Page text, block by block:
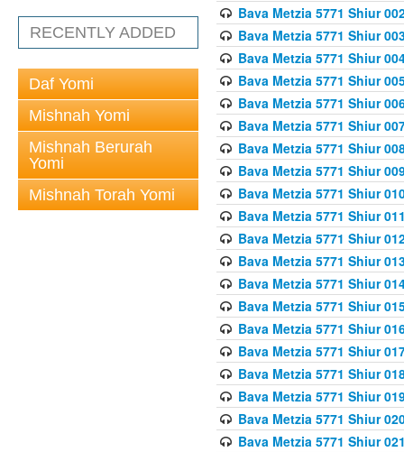
RECENTLY ADDED
Daf Yomi
Mishnah Yomi
Mishnah Berurah
Yomi
Mishnah Torah Yomi
Bava Metzia 5771 Shiur
Bava Metzia 5771 Shiur
Bava Metzia 5771 Shiur
Bava Metzia 5771 Shiur
Bava Metzia 5771 Shiur
Bava Metzia 5771 Shiur
Bava Metzia 5771 Shiur
Bava Metzia 5771 Shiur
Bava Metzia 5771 Shiur
Bava Metzia 5771 Shiur
Bava Metzia 5771 Shiur
Bava Metzia 5771 Shiur
Bava Metzia 5771 Shiur
Bava Metzia 5771 Shiur
Bava Metzia 5771 Shiur
Bava Metzia 5771 Shiur
Bava Metzia 5771 Shiur
Bava Metzia 5771 Shiur
Bava Metzia 5771 Shiur
Bava Metzia 5771 Shiur